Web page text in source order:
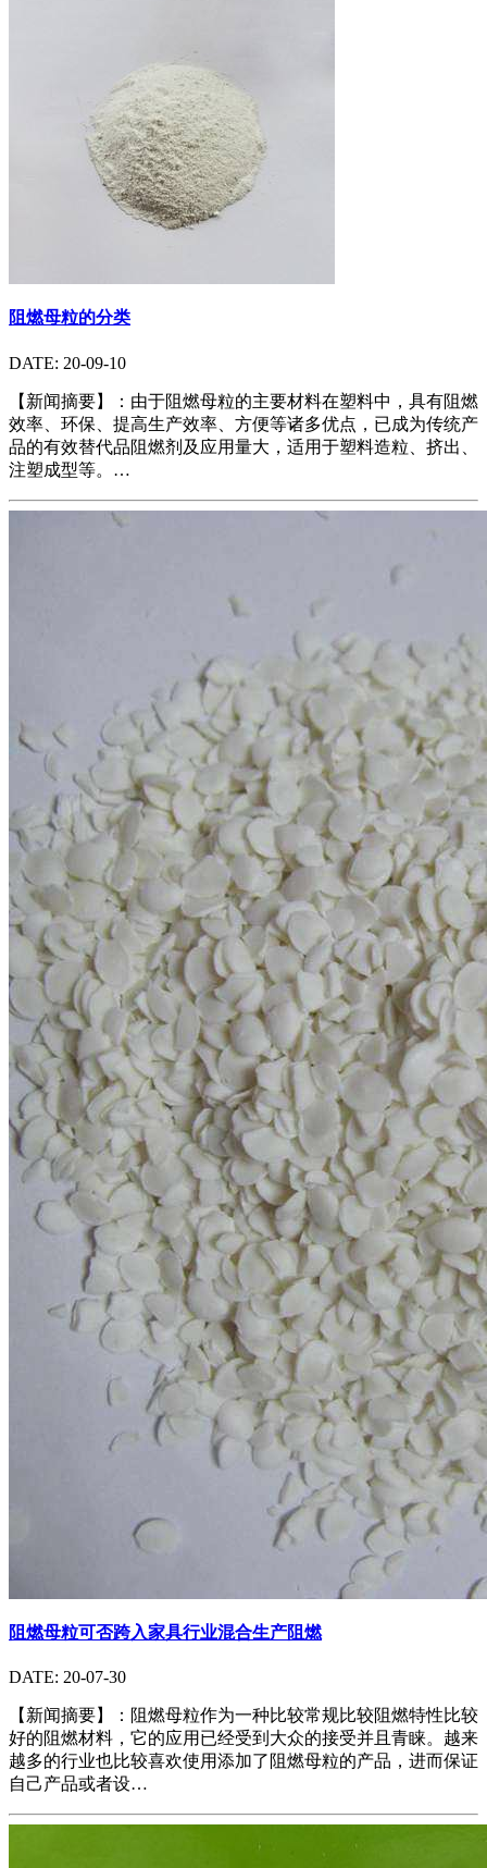
阻燃母粒的分类
DATE: 20-09-10
【新闻摘要】：由于阻燃母粒的主要材料在塑料中，具有阻燃
效率、环保、提高生产效率、方便等诸多优点，已成为传统产
品的有效替代品阻燃剂及应用量大，适用于塑料造粒、挤出、
注塑成型等。…
阻燃母粒可否跨入家具行业混合生产阻燃
DATE: 20-07-30
【新闻摘要】：阻燃母粒作为一种比较常规比较阻燃特性比较
好的阻燃材料，它的应用已经受到大众的接受并且青睐。越来
越多的行业也比较喜欢使用添加了阻燃母粒的产品，进而保证
自己产品或者设…